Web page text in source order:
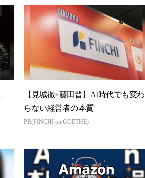
【見城徹×藤田晋】AI時代でも変わ
らない経営者の本質
PR(FINCHI on GOETHE)